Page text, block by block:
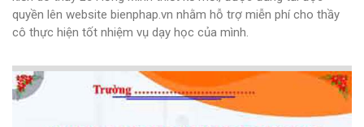
quyền lên website bienphap.vn nhằm hỗ trợ miễn phí cho thầy
cô thực hiện tốt nhiệm vụ dạy học của mình.